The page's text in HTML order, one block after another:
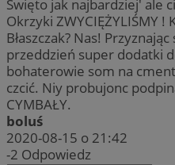
Święto jak najbardziej' ale
Okrzyki ZWYCIĘŻYLIŚMY !
Błaszczak? Nas!
przeddzień super dodatki
bohaterowie som na
czcić. Niy probujonc
CYMBAŁY.
boluś
2020-08-15 o 21:42
-2 Odpowiedz